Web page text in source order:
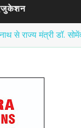
डॉ. सोमेंद्र तोमर ने